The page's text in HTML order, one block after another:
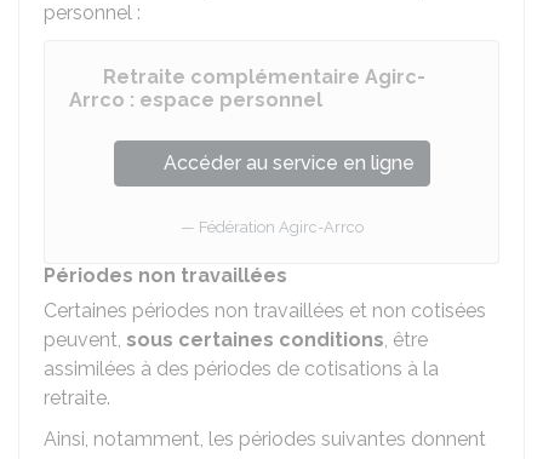
personnel :
Retraite complémentaire Agirc-
Arrco : espace personnel
Accéder au service en ligne
Fédération Agirc-Arrco
Périodes non travaillées
Certaines périodes non travaillées et non cotisées
peuvent, sous certaines conditions, être
assimilées à des périodes de cotisations à la
retraite.
Ainsi, notamment, les périodes suivantes donnent